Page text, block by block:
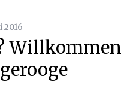
2016
Willkommen